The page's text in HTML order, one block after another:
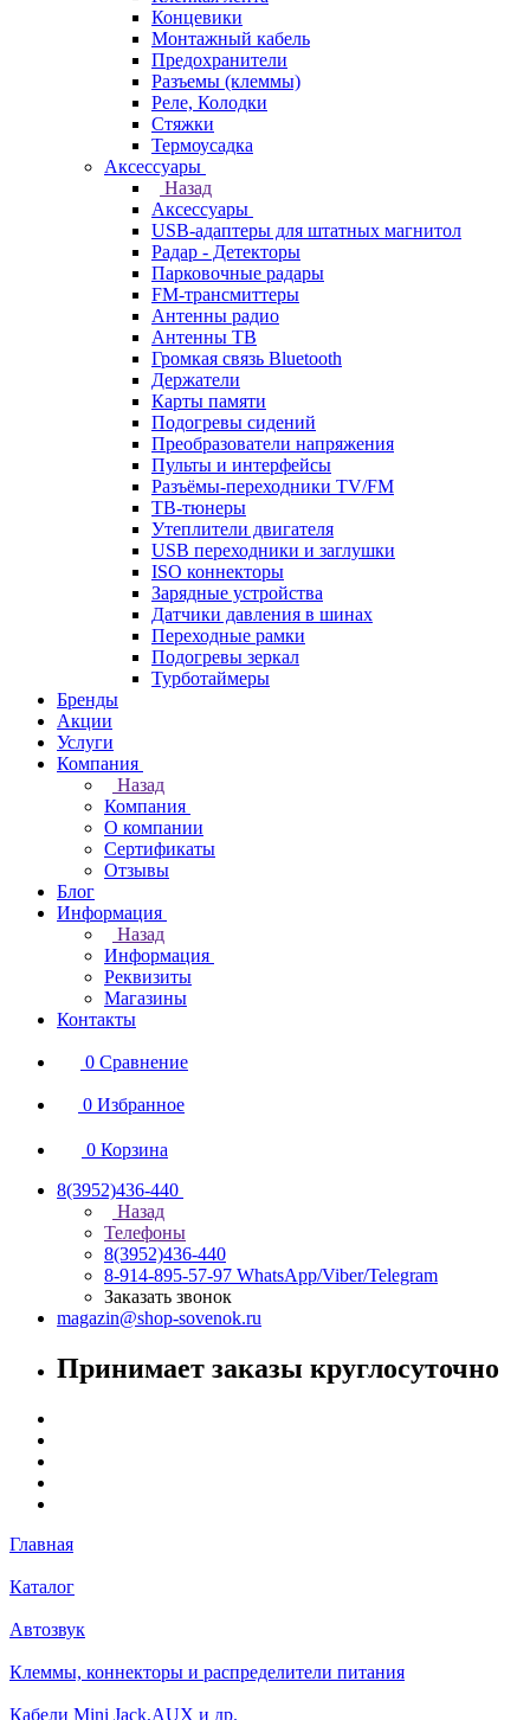
Концевики
Монтажный кабель
Предохранители
Разъемы (клеммы)
Реле, Колодки
Стяжки
Термоусадка
Аксессуары
Назад
Аксессуары
USB-адаптеры для штатных магнитол
Радар - Детекторы
Парковочные радары
FM-трансмиттеры
Антенны радио
Антенны ТВ
Громкая связь Bluetooth
Держатели
Карты памяти
Подогревы сидений
Преобразователи напряжения
Пульты и интерфейсы
Разъёмы-переходники TV/FM
ТВ-тюнеры
Утеплители двигателя
USB переходники и заглушки
ISO коннекторы
Зарядные устройства
Датчики давления в шинах
Переходные рамки
Подогревы зеркал
Турботаймеры
Бренды
Акции
Услуги
Компания
Назад
Компания
О компании
Сертификаты
Отзывы
Блог
Информация
Назад
Информация
Реквизиты
Магазины
Контакты
0 Сравнение
0 Избранное
0 Корзина
8(3952)436-440
Назад
Телефоны
8(3952)436-440
8-914-895-57-97 WhatsApp/Viber/Telegram
Заказать звонок
magazin@shop-sovenok.ru
Принимает заказы круглосуточно
Главная
Каталог
Автозвук
Клеммы, коннекторы и распределители питания
Кабели Mini Jack,AUX и др.